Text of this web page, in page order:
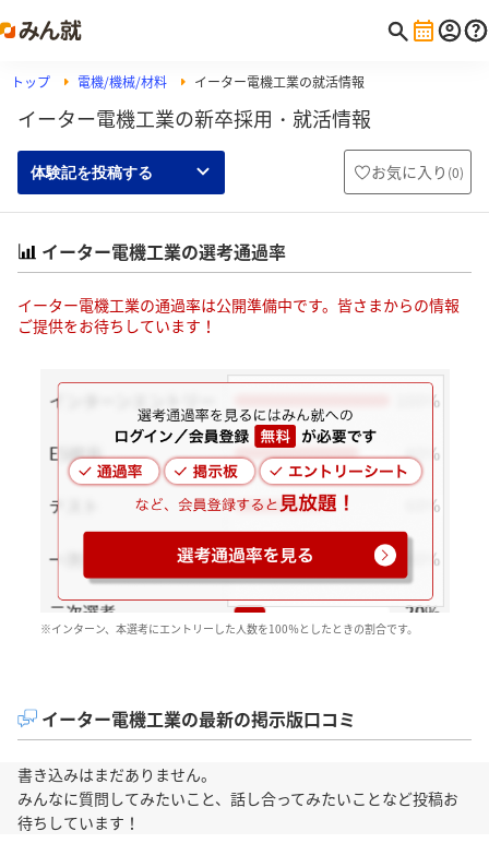
トップ 電機/機械/材料 イーター電機工業の就活情報
イーター電機工業の新卒採用・就活情報
体験記を投稿する お気に入り (0)
イーター電機工業の選考通過率
イーター電機工業の通過率は公開準備中です。皆さまからの情報
ご提供をお待ちしています！
※インターン、本選考にエントリーした人数を100％としたときの割合です。
イーター電機工業の最新の掲示版口コミ
書き込みはまだありません。
みんなに質問してみたいこと、話し合ってみたいことなど投稿お
待ちしています！